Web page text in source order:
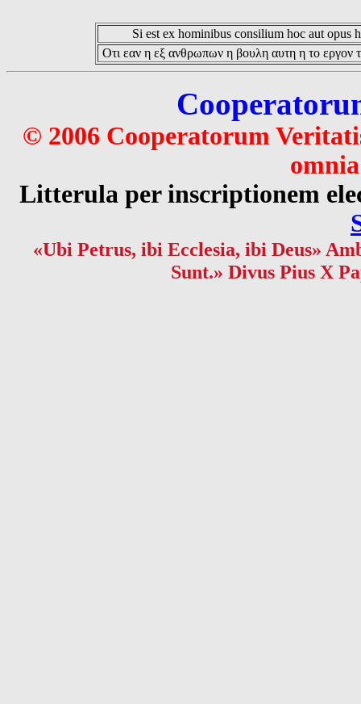
Si est ex hominibus consilium hoc aut opus
Οτι εαν η εξ ανθρωπων η βουλη αυτη η το εργον
© 2006 Cooperatorum
Litterula per inscriptionem
«Ubi Petrus, ibi Ecclesia, ibi Deus»
Sunt.» Divus Pius X